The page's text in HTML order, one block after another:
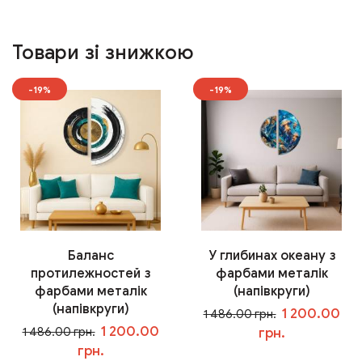
Товари зі знижкою
-19%
Баланс
протилежностей з
фарбами металік
(напівкруги)
1 486.00 грн. 1 200.00
грн.
-19%
У глибинах океану з
фарбами металік
(напівкруги)
1 486.00 грн. 1 200.00
грн.